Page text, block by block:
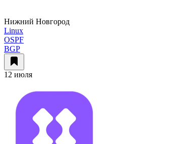
Нижний Новгород
Linux
OSPF
BGP
12 июля